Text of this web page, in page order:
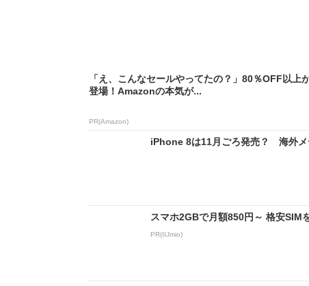
「え、こんなセールやってたの？」80％OFF以上
登場！Amazonの本気が...
PR(Amazon)
iPhone 8は11月ごろ発売？ 海外メ
スマホ2GBで月額850円～ 格安SIM
PR(IIJmio)